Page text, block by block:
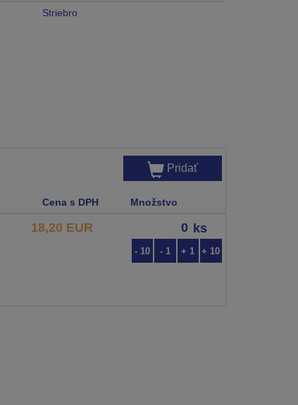
Striebro
Pridať
Cena s DPH
Množstvo
18,20 EUR ks
- 10 - 1 + 1 + 10